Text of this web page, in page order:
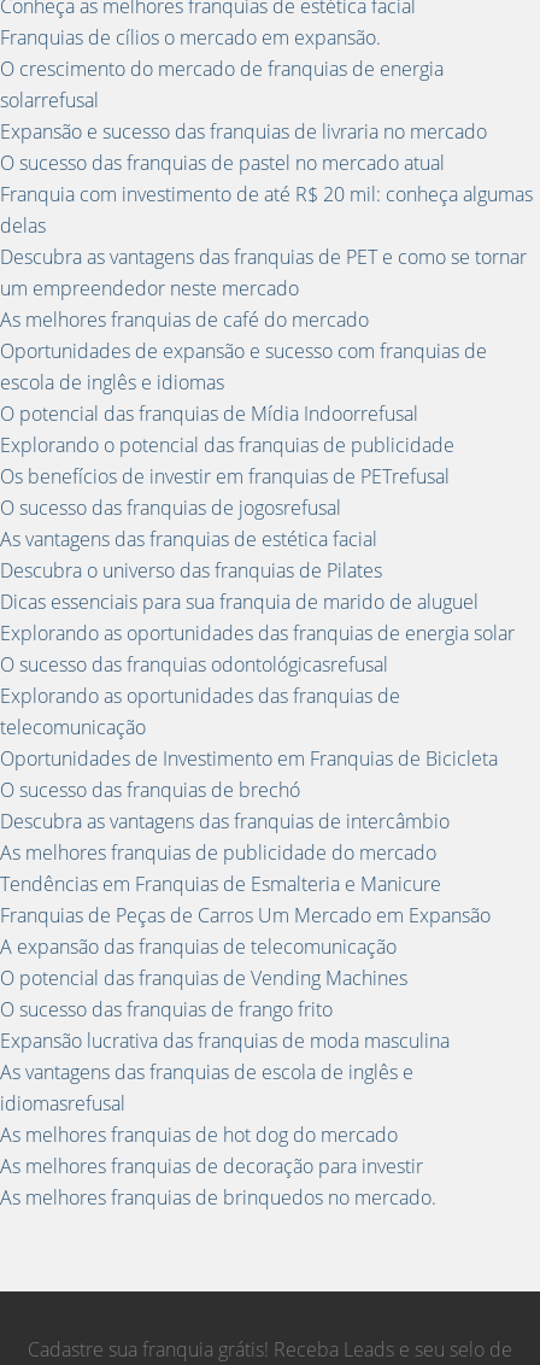
Conheça as melhores franquias de estética facial
Franquias de cílios o mercado em expansão.
O crescimento do mercado de franquias de energia
solarrefusal
Expansão e sucesso das franquias de livraria no mercado
O sucesso das franquias de pastel no mercado atual
Franquia com investimento de até R$ 20 mil: conheça algumas
delas
Descubra as vantagens das franquias de PET e como se tornar
um empreendedor neste mercado
As melhores franquias de café do mercado
Oportunidades de expansão e sucesso com franquias de
escola de inglês e idiomas
O potencial das franquias de Mídia Indoorrefusal
Explorando o potencial das franquias de publicidade
Os benefícios de investir em franquias de PETrefusal
O sucesso das franquias de jogosrefusal
As vantagens das franquias de estética facial
Descubra o universo das franquias de Pilates
Dicas essenciais para sua franquia de marido de aluguel
Explorando as oportunidades das franquias de energia solar
O sucesso das franquias odontológicasrefusal
Explorando as oportunidades das franquias de
telecomunicação
Oportunidades de Investimento em Franquias de Bicicleta
O sucesso das franquias de brechó
Descubra as vantagens das franquias de intercâmbio
As melhores franquias de publicidade do mercado
Tendências em Franquias de Esmalteria e Manicure
Franquias de Peças de Carros Um Mercado em Expansão
A expansão das franquias de telecomunicação
O potencial das franquias de Vending Machines
O sucesso das franquias de frango frito
Expansão lucrativa das franquias de moda masculina
As vantagens das franquias de escola de inglês e
idiomasrefusal
As melhores franquias de hot dog do mercado
As melhores franquias de decoração para investir
As melhores franquias de brinquedos no mercado.
Cadastre sua franquia grátis! Receba Leads e seu selo de